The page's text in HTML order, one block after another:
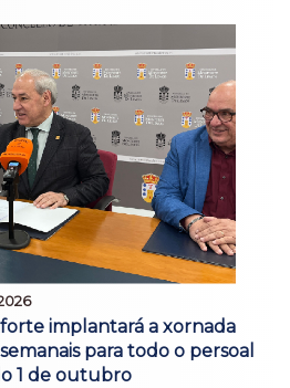
implantará a xornada
para todo o persoal
1 de outubro